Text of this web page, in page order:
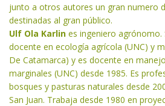
junto a otros autores un gran numero
destinadas al gran público.
Ulf Ola Karlin es ingeniero
docente en ecología agrícola (UNC) y
De Catamarca) y es docente en
marginales (UNC) desde 1985. Es
bosques y pasturas naturales desde
San Juan. Trabaja desde 1980 en